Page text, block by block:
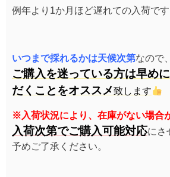
例年より1か月ほど遅れての入荷です
いつまで採れるかは天候次第なので、
ご購入を迷っている方は早め
だくことをオススメ致します
※入荷状況により、在庫がない場合
入荷次第でご購入可能対応にさ
予めご了承ください。